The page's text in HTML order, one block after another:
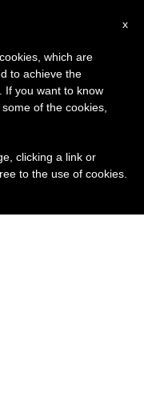
x
which are
to achieve the
If you want to know
of the cookies,
clicking a link or
to the use of cookies.